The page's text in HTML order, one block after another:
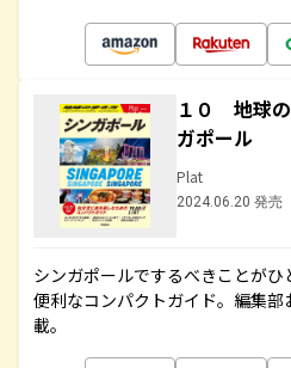
１０ 地球
ガポール
Plat
2024.06.20 発売
シンガポールでするべきことが
便利なコンパクトガイド。編集
載。